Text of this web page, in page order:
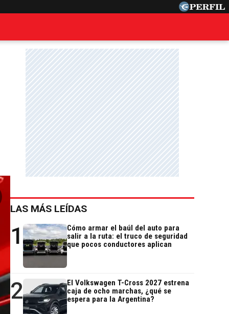
LAS MÁS LEÍDAS
1
Cómo armar el baúl del auto para
salir a la ruta: el truco de seguridad
que pocos conductores aplican
2
El Volkswagen T-Cross 2027 estrena
caja de ocho marchas, ¿qué se
espera para la Argentina?